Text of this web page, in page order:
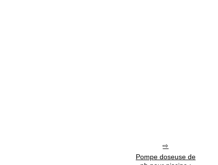
Pompe doseuse de